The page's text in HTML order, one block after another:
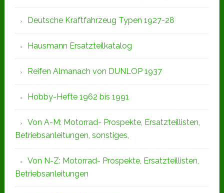
Deutsche Kraftfahrzeug Typen 1927-28
Hausmann Ersatzteilkatalog
Reifen Almanach von DUNLOP 1937
Hobby-Hefte 1962 bis 1991
Von A-M: Motorrad- Prospekte, Ersatzteillisten,
Betriebsanleitungen, sonstiges,
Von N-Z: Motorrad- Prospekte, Ersatzteillisten,
Betriebsanleitungen